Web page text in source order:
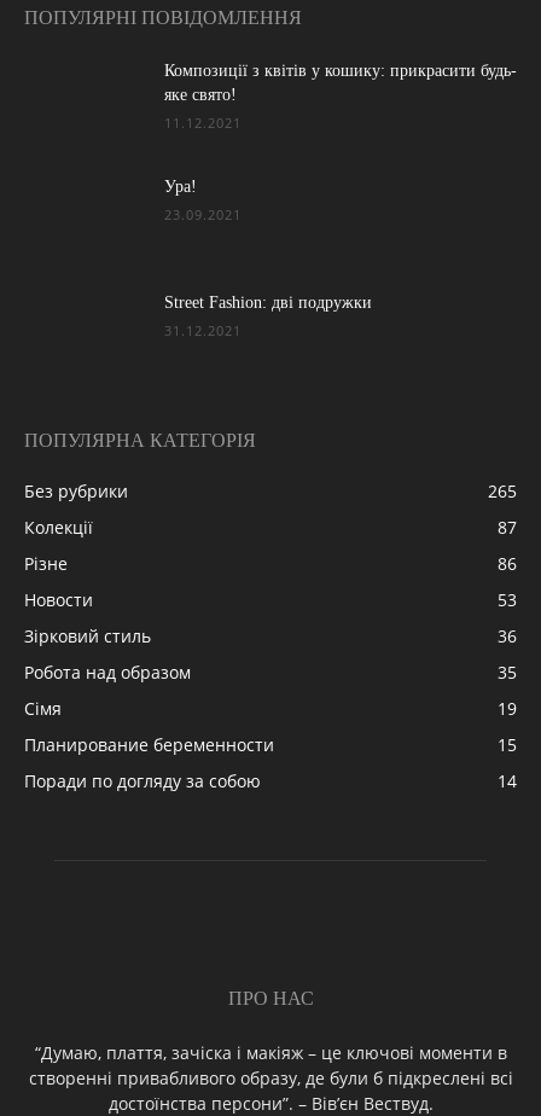
ПОПУЛЯРНІ ПОВІДОМЛЕННЯ
Композиції з квітів у кошику: прикрасити будь-
яке свято!
11.12.2021
Ура!
23.09.2021
Street Fashion: дві подружки
31.12.2021
ПОПУЛЯРНА КАТЕГОРІЯ
Без рубрики
265
Колекції
87
Різне
86
Новости
53
Зірковий стиль
36
Робота над образом
35
Сімя
19
Планирование беременности
15
Поради по догляду за собою
14
ПРО НАС
“Думаю, плаття, зачіска і макіяж – це ключові моменти в
створенні привабливого образу, де були б підкреслені всі
достоїнства персони”. – Вів’єн Вествуд.